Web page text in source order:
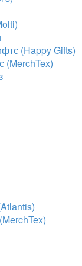
(Happy Gifts)
(MerchTex)